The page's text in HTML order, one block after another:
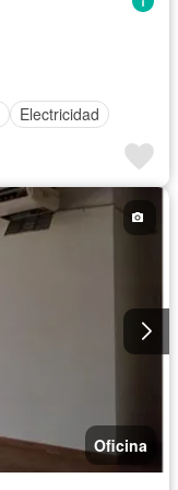
Electricidad
Oficina